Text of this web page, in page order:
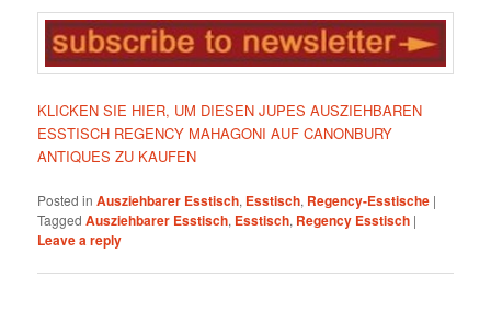
KLICKEN SIE HIER, UM DIESEN JUPES AUSZIEHBAREN
ESSTISCH REGENCY MAHAGONI AUF CANONBURY
ANTIQUES ZU KAUFEN
Posted in Ausziehbarer Esstisch, Esstisch, Regency-Esstische |
Tagged Ausziehbarer Esstisch, Esstisch, Regency Esstisch |
Leave a reply